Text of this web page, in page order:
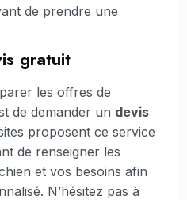
de prendre une
gratuit
les offres de
de demander un devis
proposent ce service
de renseigner les
et vos besoins afin
N’hésitez pas à